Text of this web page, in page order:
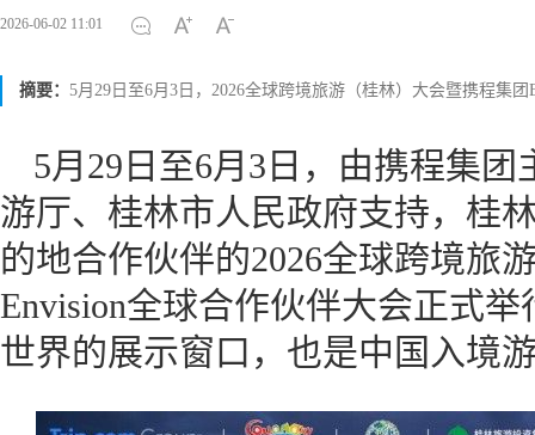
2026-06-02 11:01
摘要： 5月29日至6月3日，2026全球跨境旅游（桂林）大会暨携程集
5月29日至6月3日，由携程集
游厅、桂林市人民政府支持，桂
的地合作伙伴的2026全球跨境旅
Envision全球合作伙伴大会正式
世界的展示窗口，也是中国入境